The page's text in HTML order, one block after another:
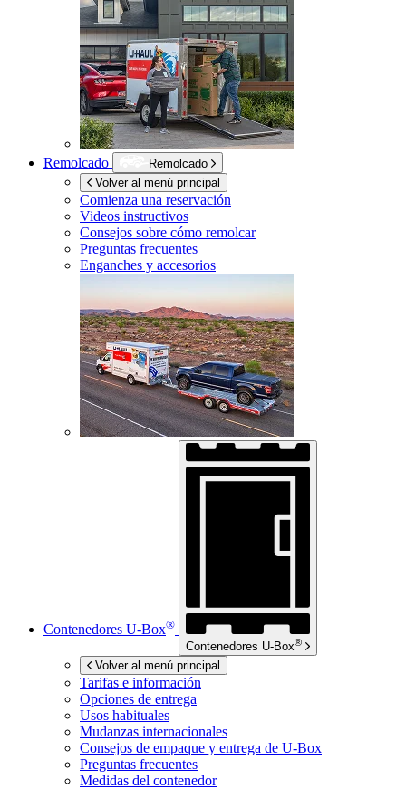
Remolcado
Remolcado
Volver al menú principal
Comienza una reservación
Videos instructivos
Consejos sobre cómo remolcar
Preguntas frecuentes
Enganches y accesorios
Contenedores U-Box®
Contenedores U-Box®
Volver al menú principal
Tarifas e información
Opciones de entrega
Usos habituales
Mudanzas internacionales
Consejos de empaque y entrega de U-Box
Preguntas frecuentes
Medidas del contenedor